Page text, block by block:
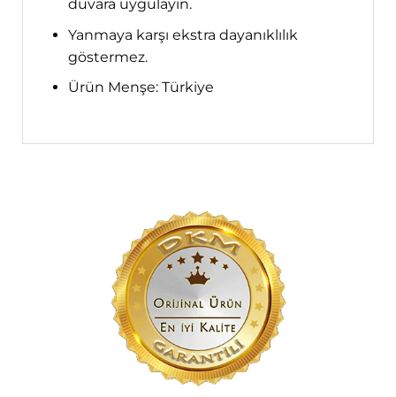
duvara uygulayın.
Yanmaya karşı ekstra dayanıklılık
göstermez.
Ürün Menşe: Türkiye